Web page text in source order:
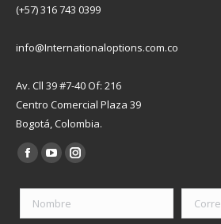
(+57) 316 743 0399
info@Internationaloptions.com.co
Av. Cll 39 #7-40 Of: 216
Centro Comercial Plaza 39
Bogotá, Colombia.
Encuéntranos en:
Facebook
opens
YouTube
opens
Instagram